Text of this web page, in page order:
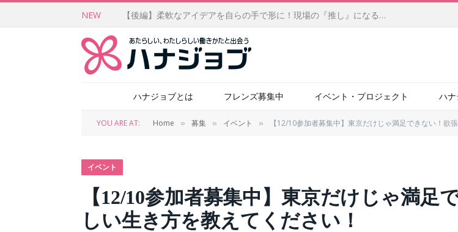
NEW 【前編】柔軟なアイデアを自らの手で形に！現場の『推し』になるサービスを目指す、社内起業家の新たな挑戦（JBCC株式会社）
ハナジョブとは フレンズ募集中 イベント・プロジェクト ハ
YOU ARE AT: Home » 募集 » イベント » 【12/10参加者募集中】東京だけじゃ満足できない！欲
イベント
【12/10参加者募集中】東京だけじゃ満
しい生き方を教えてください！